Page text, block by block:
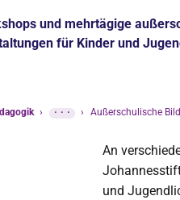
und mehrtägige
für Kinder und
› ··· › Außerschulische
An
und